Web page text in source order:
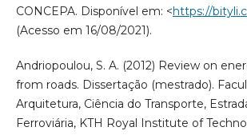
CONCEPA. Disponível em: <https://
(Acesso em 16/08/2021).
Andriopoulou, S. A. (2012) Review on
from roads. Dissertação (mestrado).
Arquitetura, Ciência do Transporte,
Ferroviária, KTH Royal Institute of